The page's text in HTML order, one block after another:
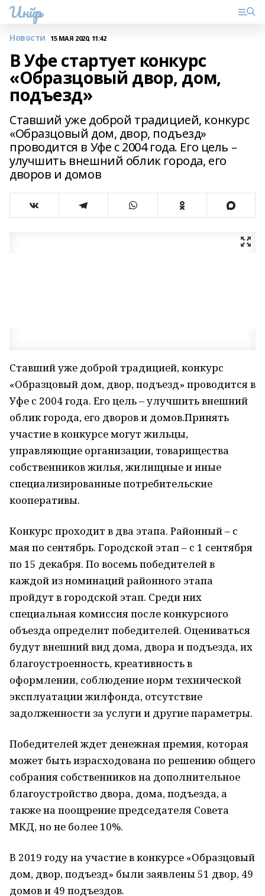
Инйәр
Новости 15 МАЯ 2020, 11:42
В Уфе стартует конкурс
«Образцовый двор, дом,
подъезд»
Ставший уже доброй традицией, конкурс
«Образцовый дом, двор, подъезд»
проводится в Уфе с 2004 года. Его цель –
улучшить внешний облик города, его
дворов и домов
Ставший уже доброй традицией, конкурс
«Образцовый дом, двор, подъезд» проводится в
Уфе с 2004 года. Его цель – улучшить внешний
облик города, его дворов и домов.Принять
участие в конкурсе могут жильцы,
управляющие организации, товарищества
собственников жилья, жилищные и иные
специализированные потребительские
кооперативы.
Конкурс проходит в два этапа. Районный – с
мая по сентябрь. Городской этап – с 1 сентября
по 15 декабря. По восемь победителей в
каждой из номинаций районного этапа
пройдут в городской этап. Среди них
специальная комиссия после конкурсного
объезда определит победителей. Оцениваться
будут внешний вид дома, двора и подъезда, их
благоустроенность, креативность в
оформлении, соблюдение норм технической
эксплуатации жилфонда, отсутствие
задолженности за услуги и другие параметры.
Победителей ждет денежная премия, которая
может быть израсходована по решению общего
собрания собственников на дополнительное
благоустройство двора, дома, подъезда, а
также на поощрение председателя Совета
МКД, но не более 10%.
В 2019 году на участие в конкурсе «Образцовый
дом, двор, подъезд» были заявлены 51 двор, 49
домов и 49 подъездов.